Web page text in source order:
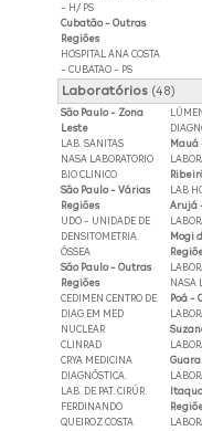
- H/ PS
Cubatão - Outras
Regiões
HOSPITAL ANA COSTA
- CUBATAO - PS
Laboratórios(48)
São Paulo - Zona
Leste
LAB. SANITAS
NASA LABORATORIO
BIO CLINICO
São Paulo - Várias
Regiões
UDO - UNIDADE DE
DENSITOMETRIA
ÓSSEA
São Paulo - Outras
Regiões
CEDIMEN CENTRO DE
DIAG EM MED
NUCLEAR
CLINRAD
CRYA MEDICINA
DIAGNÓSTICA.
LAB. DE PAT. CIRÚR.
FERDINANDO
QUEIROZ COSTA
Mauá
LAB
Arujá
Mogi
NASA
Poá -